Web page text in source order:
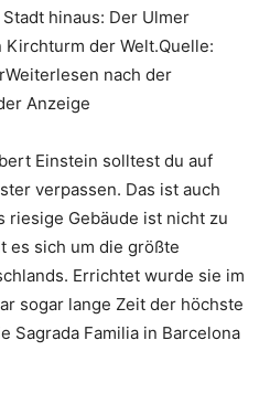
hinaus: Der Ulmer
der Welt.Quelle:
nach der
Anzeige
Einstein solltest du auf
verpassen. Das ist auch
riesige Gebäude ist nicht zu
es sich um die größte
Errichtet wurde sie im
sogar lange Zeit der höchste
Sagrada Familia in Barcelona